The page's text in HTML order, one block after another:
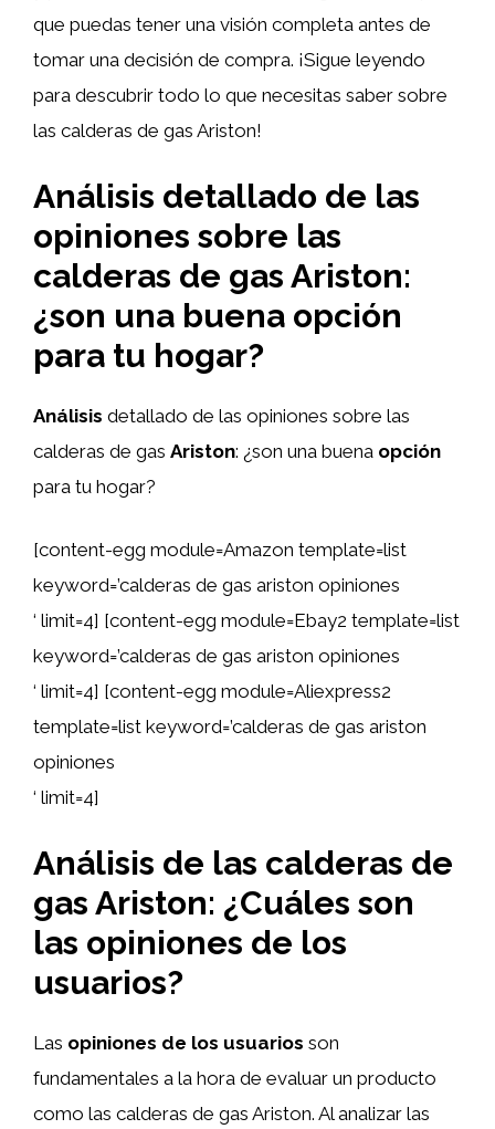
que puedas tener una visión completa antes de
tomar una decisión de compra. ¡Sigue leyendo
para descubrir todo lo que necesitas saber sobre
las calderas de gas Ariston!
Análisis detallado de las
opiniones sobre las
calderas de gas Ariston:
¿son una buena opción
para tu hogar?
Análisis detallado de las opiniones sobre las
calderas de gas Ariston: ¿son una buena opción
para tu hogar?
[content-egg module=Amazon template=list
keyword=’calderas de gas ariston opiniones
‘ limit=4] [content-egg module=Ebay2 template=list
keyword=’calderas de gas ariston opiniones
‘ limit=4] [content-egg module=Aliexpress2
template=list keyword=’calderas de gas ariston
opiniones
‘ limit=4]
Análisis de las calderas de
gas Ariston: ¿Cuáles son
las opiniones de los
usuarios?
Las opiniones de los usuarios son
fundamentales a la hora de evaluar un producto
como las calderas de gas Ariston. Al analizar las